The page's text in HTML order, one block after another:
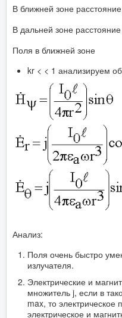
В ближней зоне
В дальней зоне
Поля в ближней зоне
kr < < 1 анализируем
Анализ:
Поля очень быстро
излучателя.
Электрические и
множитель j, если в
max, то
электрическое и